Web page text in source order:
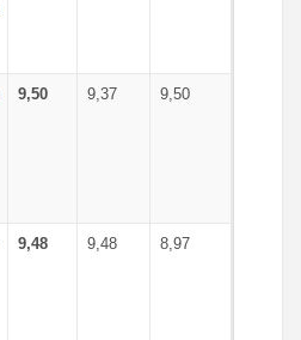
9,50 9,37 9,50
9,48 9,48 8,97